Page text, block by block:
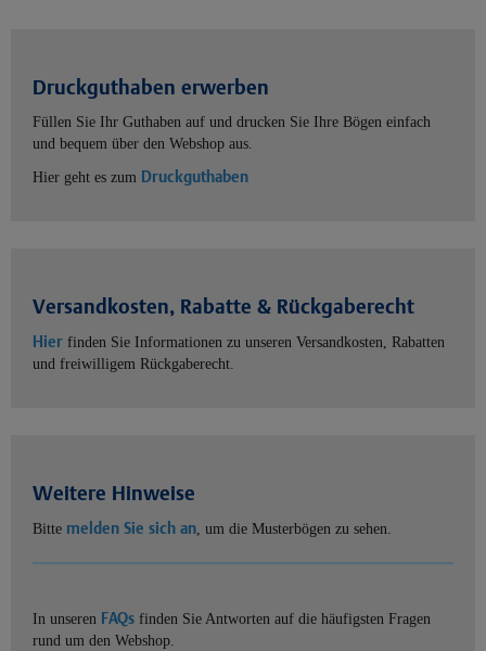
Druckguthaben erwerben
Füllen Sie Ihr Guthaben auf und drucken Sie Ihre Bögen einfach
und bequem über den Webshop aus.
Hier geht es zum Druckguthaben
Versandkosten, Rabatte & Rückgaberecht
Hier finden Sie Informationen zu unseren Versandkosten, Rabatten
und freiwilligem Rückgaberecht.
Weitere Hinweise
Bitte melden Sie sich an, um die Musterbögen zu sehen.
In unseren FAQs finden Sie Antworten auf die häufigsten Fragen
rund um den Webshop.